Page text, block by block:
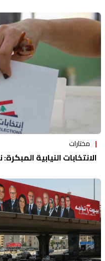
مختارات
الانتخابات النيابية